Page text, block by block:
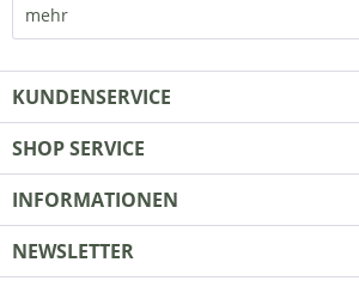
mehr
KUNDENSERVICE
SHOP SERVICE
INFORMATIONEN
NEWSLETTER